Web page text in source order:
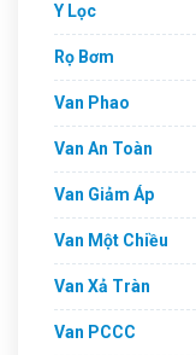
Y Lọc
Rọ Bơm
Van Phao
Van An Toàn
Van Giảm Áp
Van Một Chiều
Van Xả Tràn
Van PCCC